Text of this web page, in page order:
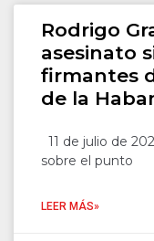
Rodrigo
asesinato
firmantes
de la
11 de julio de
sobre el punto
LEER MÁS»